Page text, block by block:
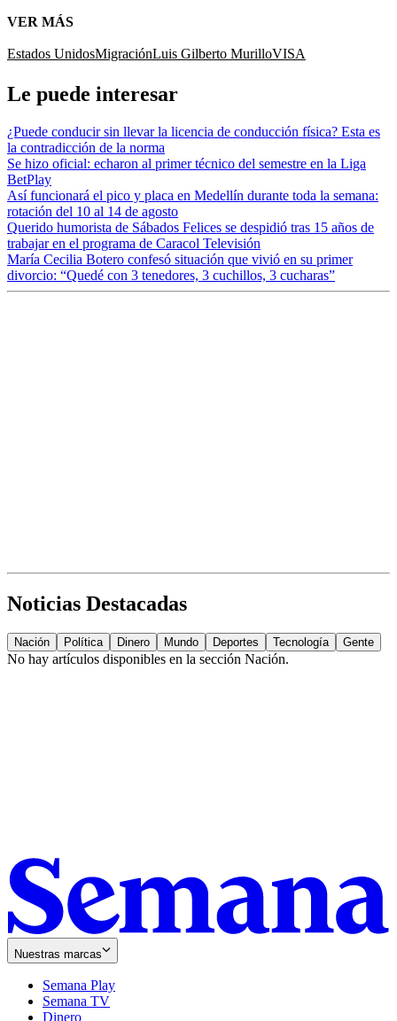
VER MÁS
Estados UnidosMigraciónLuis Gilberto MurilloVISA
Le puede interesar
¿Puede conducir sin llevar la licencia de conducción física? Esta es
la contradicción de la norma
Se hizo oficial: echaron al primer técnico del semestre en la Liga
BetPlay
Así funcionará el pico y placa en Medellín durante toda la semana:
rotación del 10 al 14 de agosto
Querido humorista de Sábados Felices se despidió tras 15 años de
trabajar en el programa de Caracol Televisión
María Cecilia Botero confesó situación que vivió en su primer
divorcio: “Quedé con 3 tenedores, 3 cuchillos, 3 cucharas”
Noticias Destacadas
Nación Política Dinero Mundo Deportes Tecnología Gente
No hay artículos disponibles en la sección Nación.
Nuestras marcas
Semana Play
Semana TV
Dinero